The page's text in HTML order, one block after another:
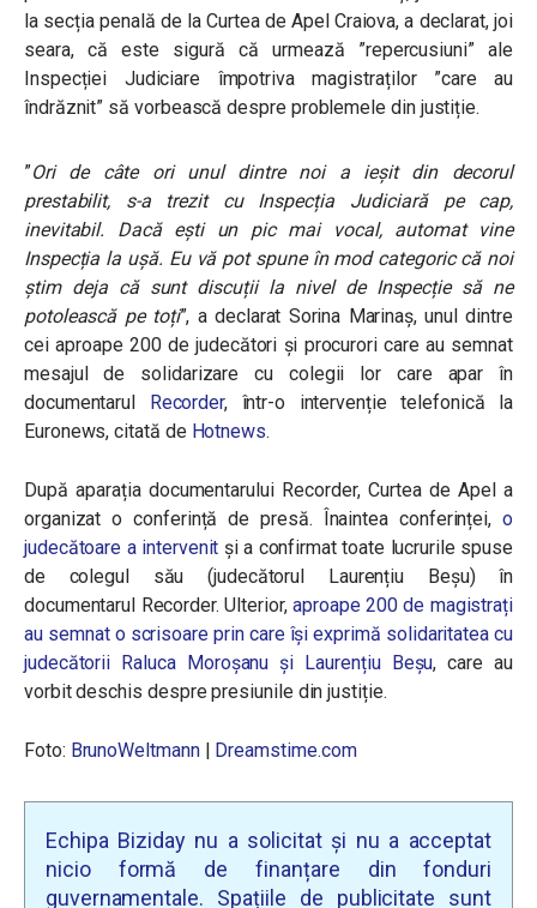
la secția penală de la Curtea de Apel Craiova, a declarat, joi
seara, că este sigură că urmează ”repercusiuni” ale
Inspecției Judiciare împotriva magistraților ”care au
îndrăznit” să vorbească despre problemele din justiție.
”Ori de câte ori unul dintre noi a ieșit din decorul
prestabilit, s-a trezit cu Inspecția Judiciară pe cap,
inevitabil. Dacă ești un pic mai vocal, automat vine
Inspecția la ușă. Eu vă pot spune în mod categoric că noi
știm deja că sunt discuții la nivel de Inspecție să ne
potolească pe toți”, a declarat Sorina Marinaș, unul dintre
cei aproape 200 de judecători și procurori care au semnat
mesajul de solidarizare cu colegii lor care apar în
documentarul Recorder, într-o intervenție telefonică la
Euronews, citată de Hotnews.
După aparația documentarului Recorder, Curtea de Apel a
organizat o conferință de presă. Înaintea conferinței,o
judecătoare a intervenit și a confirmat toate lucrurile spuse
de colegul său (judecătorul Laurențiu Beșu) în
documentarul Recorder. Ulterior,aproape 200 de magistrați
au semnat o scrisoare prin care își exprimă solidaritatea cu
judecătorii Raluca Moroșanu și Laurențiu Beșu, care au
vorbit deschis despre presiunile din justiție.
Foto: BrunoWeltmann| Dreamstime.com
Echipa Biziday nu a solicitat și nu a acceptat
nicio formă de finanțare din fonduri
guvernamentale. Spațiile de publicitate sunt